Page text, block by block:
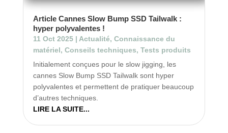
Article Cannes Slow Bump SSD Tailwalk :
hyper polyvalentes !
11 Oct 2025| Actualité, Connaissance du
matériel, Conseils techniques, Tests produits
Initialement conçues pour le slow jigging, les
cannes Slow Bump SSD Tailwalk sont hyper
polyvalentes et permettent de pratiquer beaucoup
d’autres techniques.
LIRE LA SUITE...